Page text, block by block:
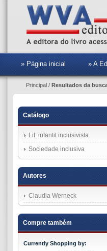
» Página inicial » A
Principal / Resultados da
Catálogo
Lit. infantil inclusivista
Sociedade inclusiva
Autores
Claudia Werneck
Compre também
Currently Shopping by: